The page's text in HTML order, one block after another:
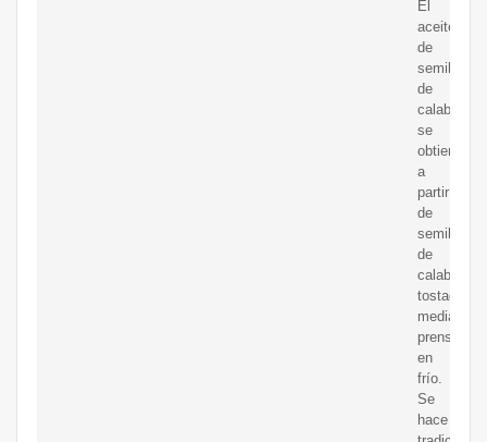
El
aceite
de
semilla
de
calabaza
se
obtiene
a
partir
de
semillas
de
calabaza
tostadas
mediante
prensado
en
frío.
Se
hace